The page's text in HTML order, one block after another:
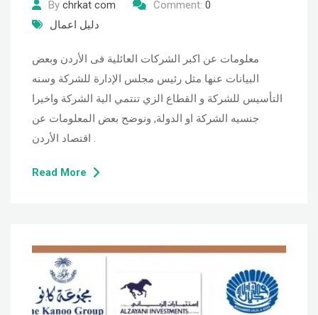
By chrkat com Comment: 0
دليل اعمال
معلومات عن اكبر الشركات العائلية فى الأردن وبعض
البيانات عنها مثل رئيس مجلس الإدارة للشركة وسنه
التأسيس للشركة و القطاع الزي تنتمي الية الشركة واخيرا
جنسيه الشركة او الدولة, ونوضح بعض المعلومات عن
اقتصاد الأردن .
Read More